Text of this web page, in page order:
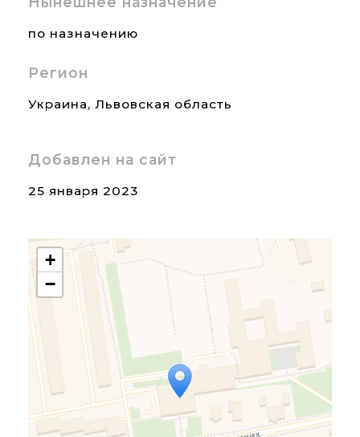
по назначению
Регион
Украина, Львовская область
Добавлен на сайт
25 января 2023
Travelers' Map is loading...
If you see this after your
page is loaded completely,
leafletJS files are missing.
+
−